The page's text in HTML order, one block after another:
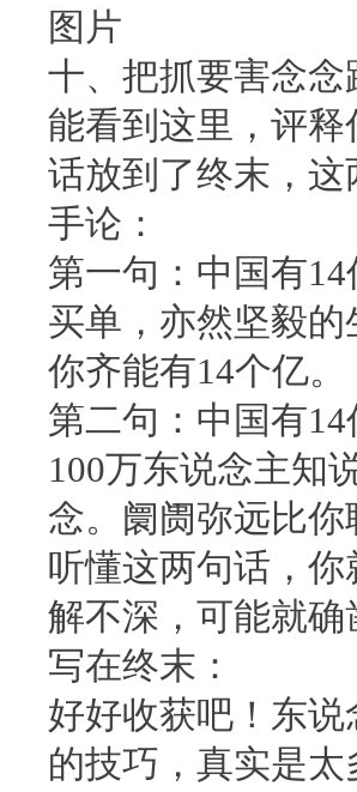
图片
十、把抓要害念
能看到这里，评
话放到了终末，
手论：
第一句：中国有
买单，亦然坚毅
你齐能有14个亿。
第二句：中国有
100万东说念主知
念。阛阓弥远比
听懂这两句话，
解不深，可能就
写在终末：
好好收获吧！东
的技巧，真实是